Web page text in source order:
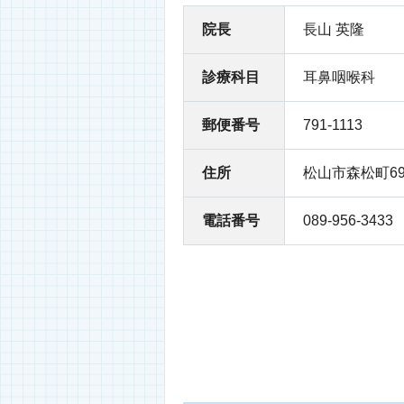
院長 長山 英隆
診療科目 耳鼻咽喉科
郵便番号 791-1113
住所 松山市森松町
電話番号 089-956-3433